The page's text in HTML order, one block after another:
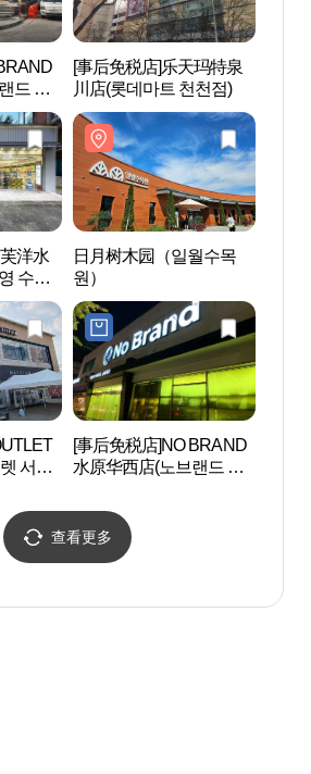
드 수
[事后免税店]乐天玛特泉
川店(롯데마트 천천점)
洋水
수원
日月树木园（일월수목
원）
서수
[事后免税店]NO BRAND
水原华西店(노브랜드 수
查看更多